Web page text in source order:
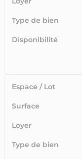
Vestiaires et douches
Type de bien
Disponibilité
Espace / Lot
Surface
Loyer
Type de bien